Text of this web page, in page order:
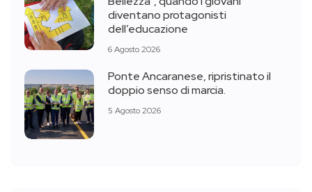
diventano protagonisti
dell’educazione
6 Agosto 2026
Ponte Ancaranese, ripristinato il
doppio senso di marcia.
5 Agosto 2026